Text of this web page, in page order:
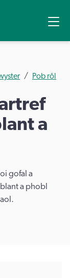
Pob rôl
a
gofal a
a phobl